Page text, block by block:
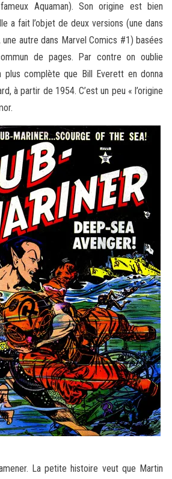
Aquaman). Son origine est bien
a fait l’objet de deux versions (une dans
autre dans Marvel Comics #1) basées
de pages. Par contre on oublie
plus complète que Bill Everett en donna
à partir de 1954. C’est un peu « l’origine
La petite histoire veut que Martin